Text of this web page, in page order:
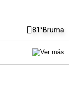
81°Bruma